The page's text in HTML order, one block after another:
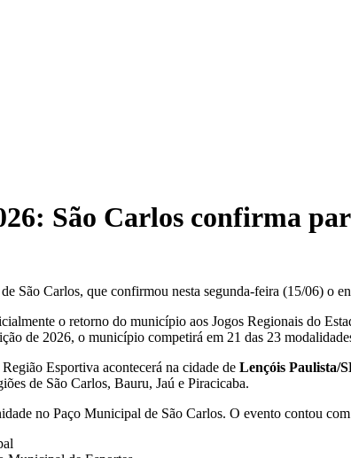
São Carlos confirma
São Carlos, que confirmou nesta segunda-feira (15/06) o
o retorno do município aos Jogos Regionais do
de 2026, o município competirá em 21 das 23
Esportiva acontecerá na cidade de Lençóis Paulista/
de São Carlos, Bauru, Jaú e Piracicaba.
no Paço Municipal de São Carlos. O evento contou